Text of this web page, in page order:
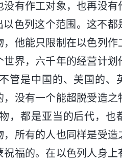
有作工对象，也再没有
色列这个范围。这不都
他能只限制在以色列作
界，六千年的经营计划
管是中国的、美国的、
没有一个能超脱受造之
，都是亚当的后代，也
所有的人也同样是受造
福的。在以色列人身上